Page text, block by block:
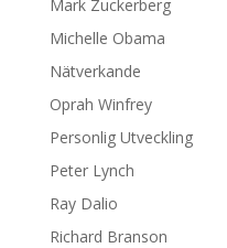
Mark Zuckerberg
Michelle Obama
Nätverkande
Oprah Winfrey
Personlig Utveckling
Peter Lynch
Ray Dalio
Richard Branson